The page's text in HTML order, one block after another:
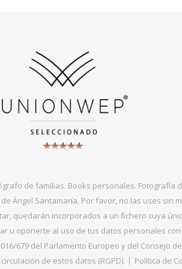
de familias. Books personales.
Santamaría. Por favor, no las uses sin
quedarán incorporados a un fichero cuya
u oponerte al uso de tus datos personales
679 del Parlamento Europeo y del Consejo
de estos datos (RGPD).
Política de